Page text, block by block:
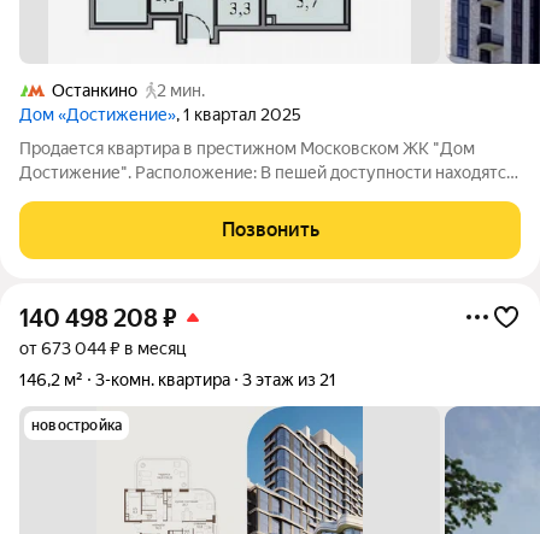
Останкино
2 мин.
Дом «Достижение», 1 квартал 2025
Продается квартира в престижном Московском ЖК "Дом
Достижение". Расположение: В пешей доступности находятся
детьми. Рядом также расположены магазины, где можно
приобрести всё необходимое. До метро
Позвонить
140 498 208₽
от 673 044 ₽ в месяц
146,2 м²
3-комн. квартира 3 этаж из 21
новостройка